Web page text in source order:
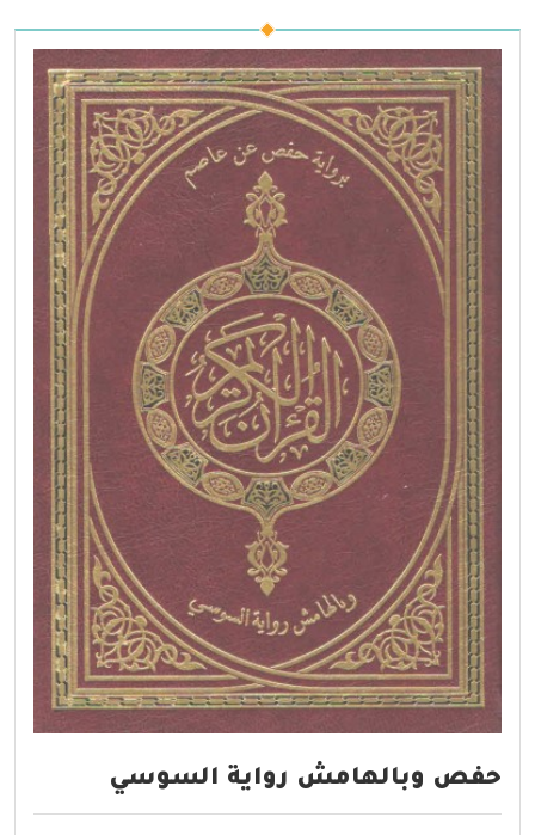
حفص وبالهامش رواية السوسي